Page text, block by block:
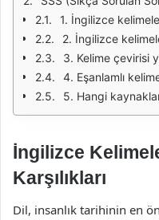
1. İngilizce kelimelerin
2. İngilizce
3. Kelime çevirisi
4. Eşanlamlı
5. Hangi
İngilizce
Karşılıkları
Dil, insanlık tarihinin en